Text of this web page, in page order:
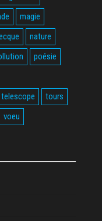
magie
nature
poésie
telescope
tours
voeu